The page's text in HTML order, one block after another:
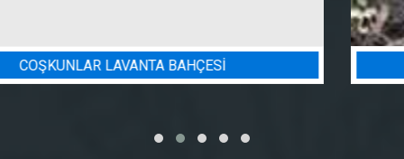
BADEM BAHÇESI SULAMA PROJESI